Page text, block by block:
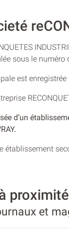
sous le
est
d’un
établissement
proximité
et